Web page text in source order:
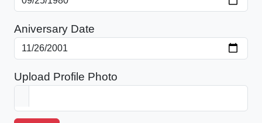
Aniversary Date
Upload Profile Photo